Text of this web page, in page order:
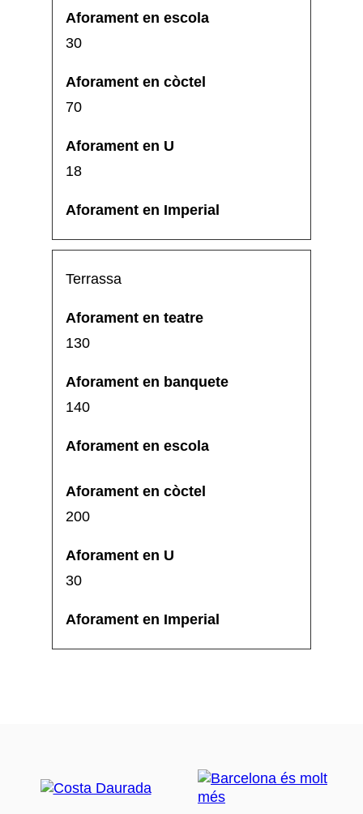
30
70
18
Terrassa
130
140
200
30